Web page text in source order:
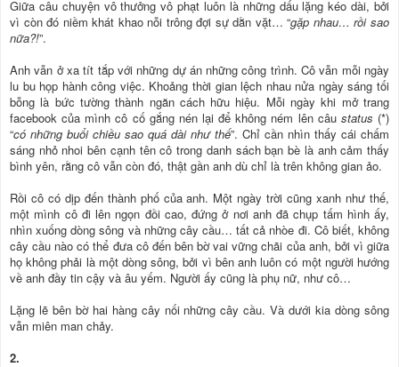
Giữa câu chuyện vô thưởng vô phạt luôn là những dấu lặng kéo dài, bởi
vì còn đó niềm khát khao nỗi trông đợi sự dằn vặt… “gặp nhau… rồi sao
nữa?!”.
Anh vẫn ở xa tít tắp với những dự án những công trình. Cô vẫn mỗi ngày
lu bu họp hành công việc. Khoảng thời gian lệch nhau nửa ngày sáng tối
bỗng là bức tường thành ngăn cách hữu hiệu. Mỗi ngày khi mở trang
facebook của mình cô cố gắng nén lại để không ném lên câu status (*)
“có những buổi chiều sao quá dài như thế”. Chỉ cần nhìn thấy cái chấm
sáng nhỏ nhoi bên cạnh tên cô trong danh sách bạn bè là anh cảm thấy
bình yên, rằng cô vẫn còn đó, thật gần anh dù chỉ là trên không gian ảo.
Rồi cô có dịp đến thành phố của anh. Một ngày trời cũng xanh như thế,
một mình cô đi lên ngọn đồi cao, đứng ở nơi anh đã chụp tấm hình ấy,
nhìn xuống dòng sông và những cây cầu… tất cả nhòe đi. Cô biết, không
cây cầu nào có thể đưa cô đến bên bờ vai vững chãi của anh, bởi vì giữa
họ không phải là một dòng sông, bởi vì bên anh luôn có một người hướng
về anh đầy tin cậy và âu yếm. Người ấy cũng là phụ nữ, như cô…
Lặng lẽ bên bờ hai hàng cây nối những cây cầu. Và dưới kia dòng sông
vẫn miên man chảy.
2.